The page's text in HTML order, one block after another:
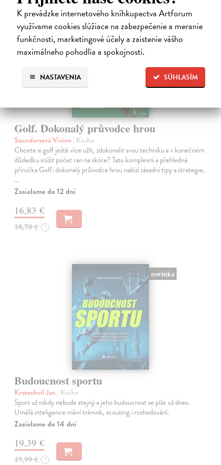
K prevádzke internetového kníhkupectva Artforum
využívame cookies slúžiace na zabezpečenie a meranie
funkčnosti, marketingové účely a zaistenie vášho
maximálneho pohodlia a spokojnosti.
SÚHLASÍM
NASTAVENIA
novinka
Golf. Dokonalý průvodce hrou
Saundersová Vivien | Kniha
Chcete si golf ještě více užít, zdokonalit svou techniku a v konečném
důsledku snížit počet ran na skóre? Tato komplexní a přehledná
příručka Golf: dokonalý průvodce hrou nabízí zásadní tipy a strategie,
…
Zasielame do 12 dní
16,83 €
18,70 € ?
novinka
Budoucnost sportu
Kratochvíl Jan | Kniha
Sport už nikdy nebude stejný a jeho budoucnost se píše už dnes.
Umělá inteligence mění trénink, scouting i rozhodování.
Zasielame do 14 dní
19,39 €
19,99 € ?